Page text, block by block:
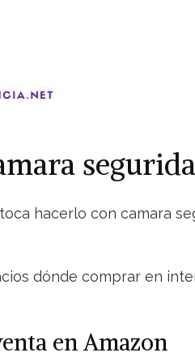
hacerlo con camara
dónde comprar en
en Amazon